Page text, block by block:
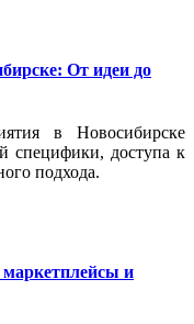
От идеи до
в Новосибирске
специфики, доступа к
подхода.
и